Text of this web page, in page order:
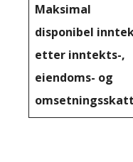
Maksimal
disponibel
etter inntekts-,
eiendoms- og
omsetningsskatt